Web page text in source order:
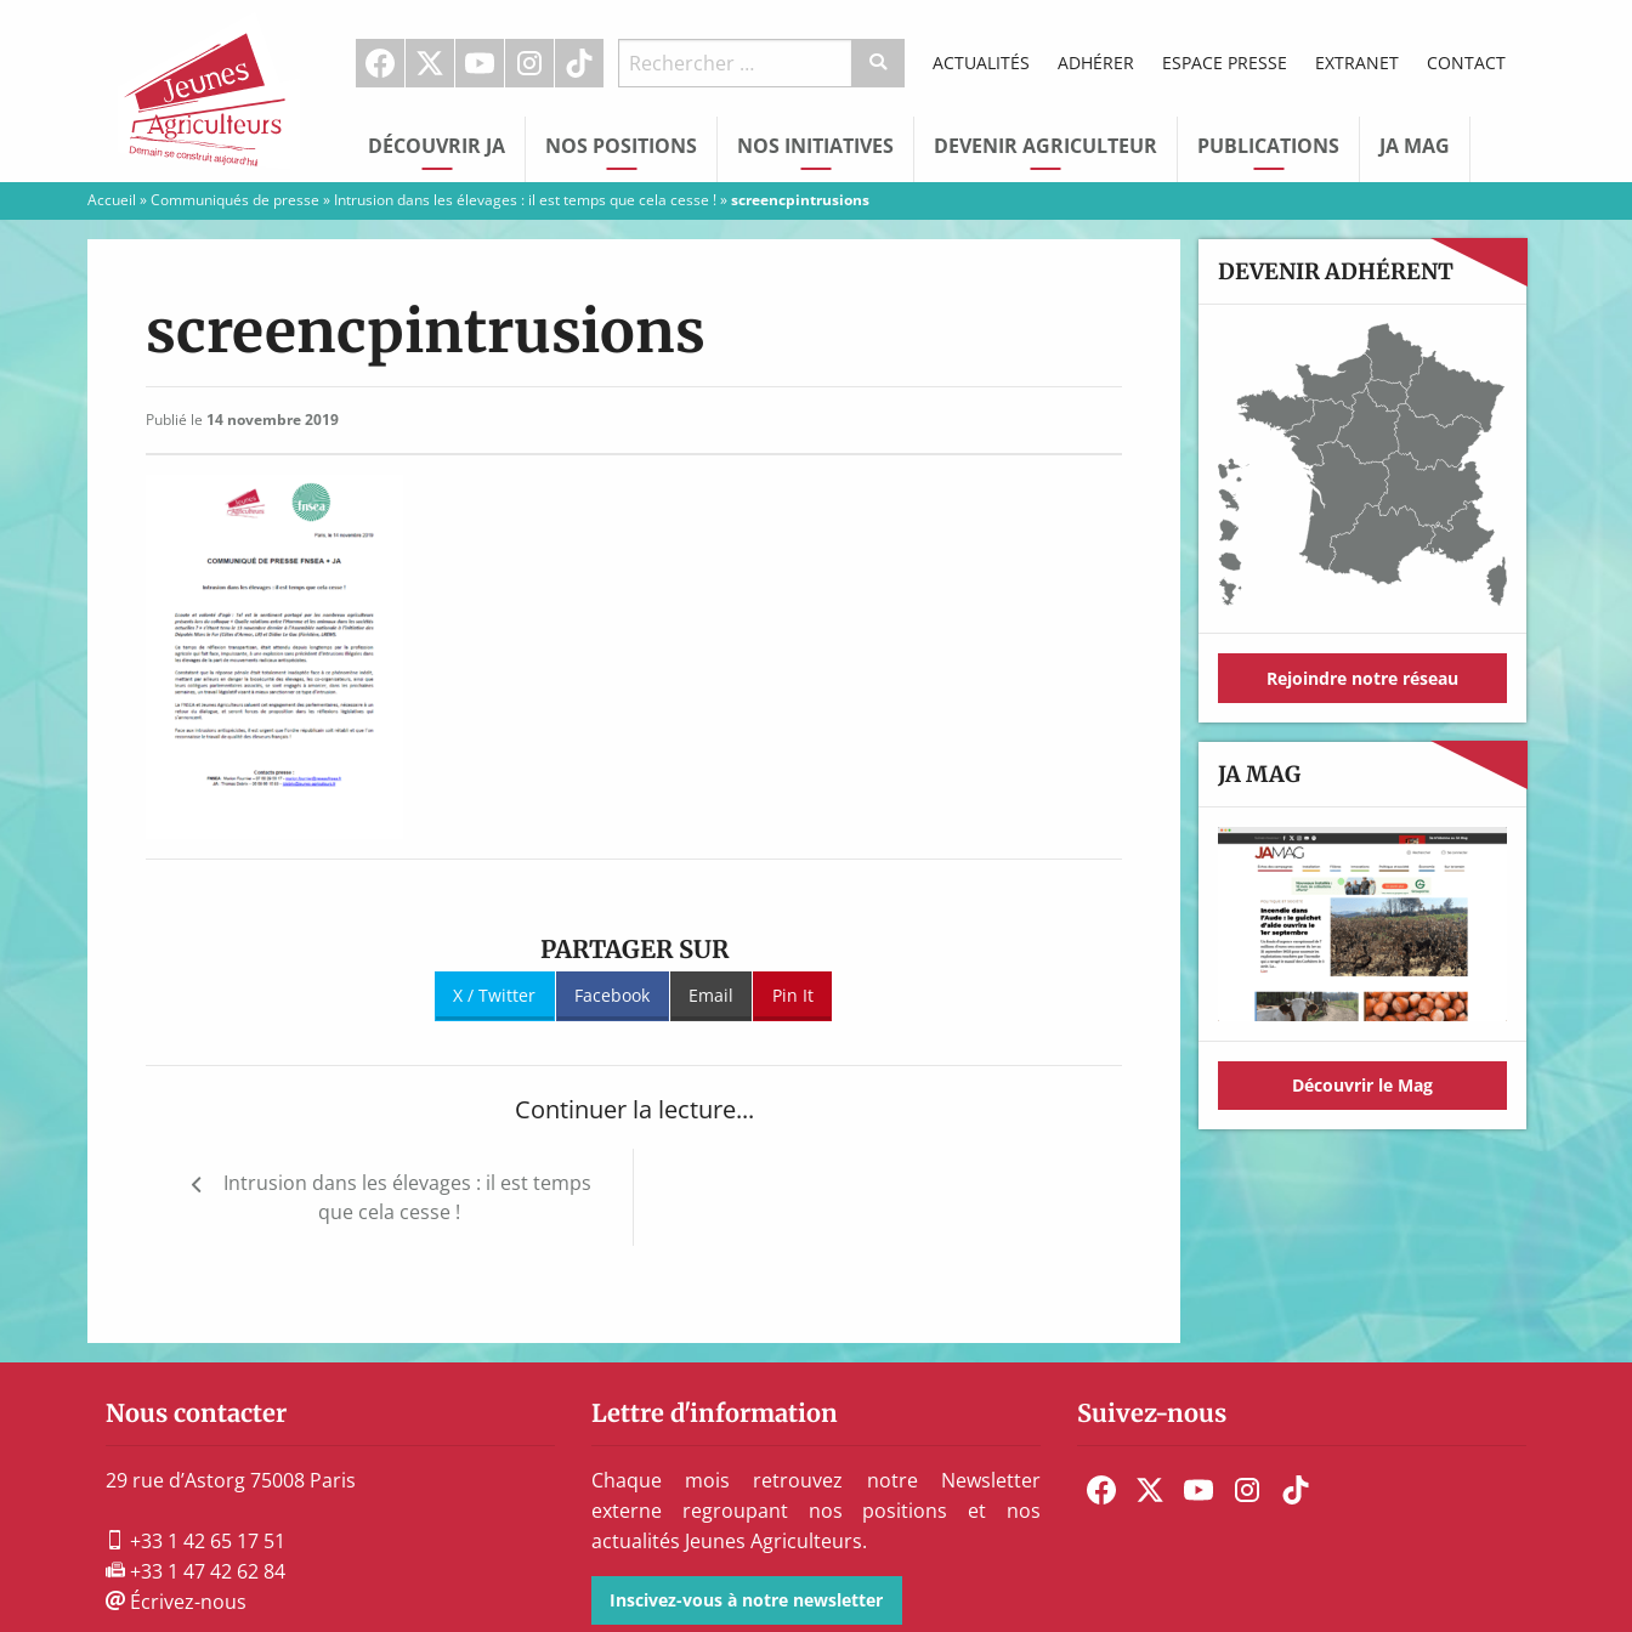
Agriculteurs
ACTUALITÉS ADHÉRER ESPACE PRESSE EXTRANET CONTACT
DÉCOUVRIR JA NOS POSITIONS NOS INITIATIVES DEVENIR AGRICULTEUR PUBLICATIONS JA MAG
Accueil »Communiqués de presse » Intrusion dans les élevages : il est temps que cela cesse !»screencpintrusions
screencpintrusions
Publié le 14 novembre 2019
PARTAGER SUR
X / Twitter Facebook Email Pin It
Continuer la lecture...
Navigation
Intrusion dans les élevages : il est temps
que cela cesse !
DEVENIR ADHÉRENT
Rejoindre notre réseau
JA MAG
Découvrir le Mag
Nous contacter
29 rue d’Astorg 75008 Paris
+33 1 42 65 17 51
+33 1 47 42 62 84
Écrivez-nous
Lettre d'information
Chaque mois retrouvez notre Newsletter
externe regroupant nos positions et nos
actualités Jeunes Agriculteurs.
Inscivez-vous à notre newsletter
Suivez-nous